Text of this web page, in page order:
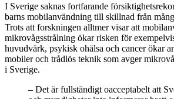
I Sverige saknas fortfarande
barns mobilanvändning till skillnad från
Trots att forskningen alltmer visar att
mikrovågsstrålning ökar risken för
huvudvärk, psykisk ohälsa och cancer ökar
mobiler och trådlös teknik som avger
i Sverige.
– Det är fullständigt oacceptabelt att